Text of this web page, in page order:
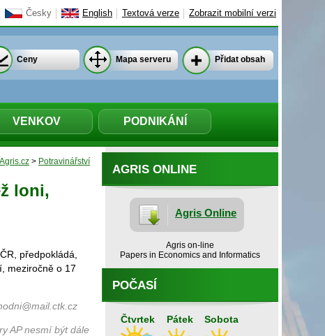
Česky English Textová verze Zobrazit mobilní verzi
VENKOV PODNIKÁNÍ
Ceny Mapa serveru Přidat obsah
Agris.cz > Potravinářství
loni,
předpokládá,
meziročně o 17
AP nesmí být dále
AGRIS ONLINE
Agris Online
Agris on-line
Papers in Economics and Informatics
POČASÍ
Čtvrtek Pátek Sobota